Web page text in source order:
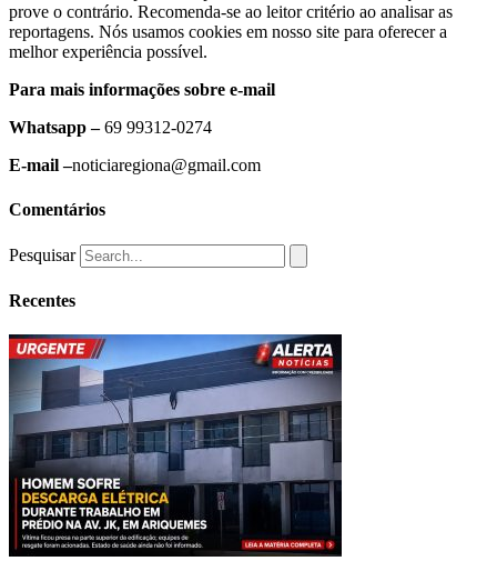
prove o contrário. Recomenda-se ao leitor critério ao analisar as
reportagens. Nós usamos cookies em nosso site para oferecer a
melhor experiência possível.
Para mais informações sobre e-mail
Whatsapp –69 99312-0274
E-mail –noticiaregiona@gmail.com
Comentários
Pesquisar
Recentes